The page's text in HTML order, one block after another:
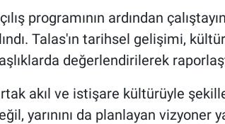
programının ardından
Talas'ın tarihsel gelişimi,
değerlendirilerek
akıl ve istişare kültürüyle
yarınını da planlayan vizyoner